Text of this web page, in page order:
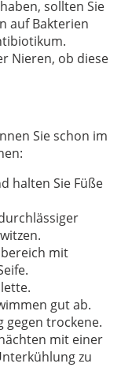
sollten Sie
auf Bakterien
Nieren, ob diese
Sie schon im
halten Sie Füße
mit
gut ab.
gegen trockene.
mit einer
zu